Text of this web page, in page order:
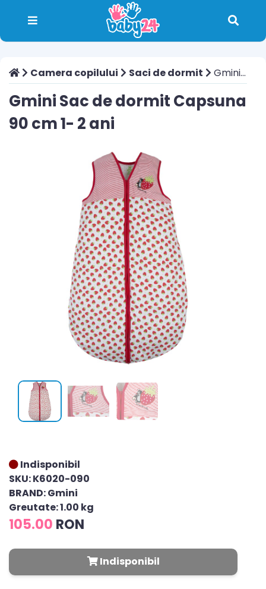
Camera copilului Saci de dormit Gmini Sac de dormit Capsuna 90 cm 1- 2 ani
Gmini Sac de dormit Capsuna
90 cm 1- 2 ani
Indisponibil
SKU: K6020-090
BRAND: Gmini
Greutate: 1.00 kg
105.00 RON
Indisponibil